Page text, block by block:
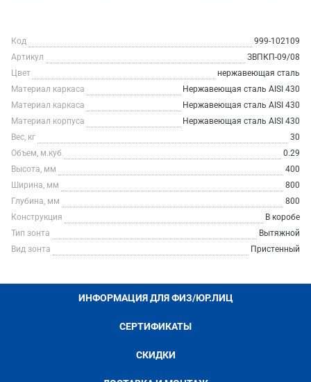
Код
999-102109
Артикул
ЗВПКП-09/08
Цвет
нержавеющая сталь
Материал каркаса
Нержавеющая сталь AISI 430
Материал каркаса
Нержавеющая сталь AISI 430
Материал корпуса
Нержавеющая сталь AISI 430
Вес, кг
30
Объем, м.куб
0.29
Высота, мм
400
Ширина, мм
800
Глубина, мм
800
Конструкция
В коробе
Тип зонта
Вытяжной
Вид зонта
Пристенный
ИНФОРМАЦИЯ ДЛЯ ФИЗ/ЮР.ЛИЦ
СЕРТИФИКАТЫ
СКИДКИ